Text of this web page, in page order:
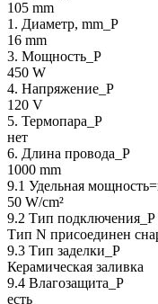
105 mm
1. Диаметр, mm_P
16 mm
3. Мощность_P
450 W
4. Напряжение_P
120 V
5. Термопара_P
нет
6. Длина провода_P
1000 mm
9.1 Удельная
50 W/cm²
9.2 Тип подключения_P
Тип N присоединен
9.3 Тип заделки_Р
Керамическая заливка
9.4 Влагозащита_Р
есть